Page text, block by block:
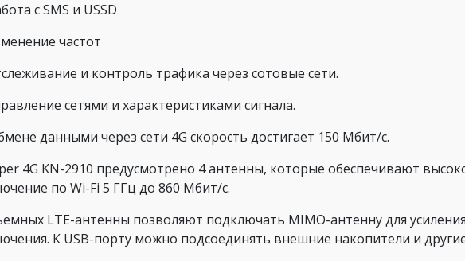
с SMS и USSD
частот
и контроль трафика через сотовые сети.
сетями и характеристиками сигнала.
данными через сети 4G скорость достигает 150 Мбит/с.
4G KN-2910 предусмотрено 4 антенны, которые обеспечивают
по Wi-Fi 5 ГГц до 860 Мбит/с.
LTE-антенны позволяют подключать MIMO-антенну для
К USB-порту можно подсоединять внешние накопители и